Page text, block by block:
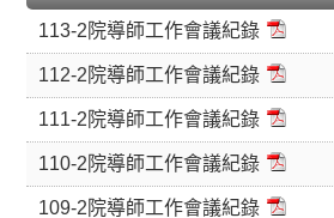
113-2院導師工作會議紀錄
112-2院導師工作會議紀錄
111-2院導師工作會議紀錄
110-2院導師工作會議紀錄
109-2院導師工作會議紀錄